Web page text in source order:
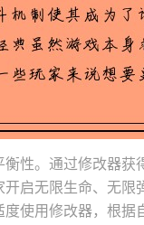
性。通过修改器获
启无限生命、无限
使用修改器，根据